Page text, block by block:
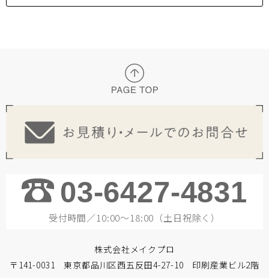
03-6427-4831
受付時間／10:00～18:00（土日祝除く）
株式会社メイクプロ
〒141-0031 東京都品川区西五反田4-27-10 印刷産業ビル2階